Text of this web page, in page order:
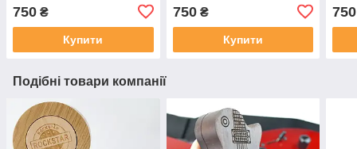
Подарунок гітаристу,
музиканту.
750 ₴
Купити
медіатори набір, комплект.
750₴
Купити
750
Подібні товари компанії